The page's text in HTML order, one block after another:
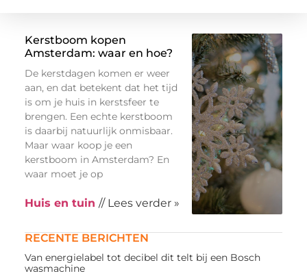
RECENTE BERICHTEN
Van energielabel tot decibel dit telt bij een Bosch
wasmachine
Kerstboom kopen
Amsterdam: waar en hoe?
De kerstdagen komen er weer
aan, en dat betekent dat het tijd
is om je huis in kerstsfeer te
brengen. Een echte kerstboom
is daarbij natuurlijk onmisbaar.
Maar waar koop je een
kerstboom in Amsterdam? En
waar moet je op
Huis en tuin // Lees verder »